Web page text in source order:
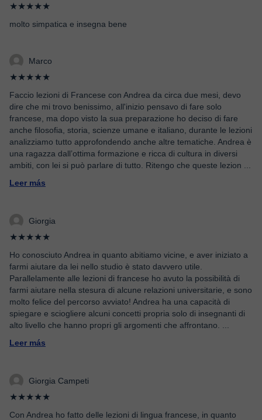
★★★★★
molto simpatica e insegna bene
Marco
★★★★★
Faccio lezioni di Francese con Andrea da circa due mesi, devo
dire che mi trovo benissimo, all'inizio pensavo di fare solo
francese, ma dopo visto la sua preparazione ho deciso di fare
anche filosofia, storia, scienze umane e italiano, durante le lezioni
analizziamo tutto approfondendo anche altre tematiche. Andrea è
una ragazza dall’ottima formazione e ricca di cultura in diversi
ambiti, con lei si può parlare di tutto. Ritengo che queste lezion
Leer más
Giorgia
★★★★★
Ho conosciuto Andrea in quanto abitiamo vicine, e aver iniziato a
farmi aiutare da lei nello studio è stato davvero utile.
Parallelamente alle lezioni di francese ho avuto la possibilità di
farmi aiutare nella stesura di alcune relazioni universitarie, e sono
molto felice del percorso avviato! Andrea ha una capacità di
spiegare e sciogliere alcuni concetti propria solo di insegnanti di
alto livello che hanno propri gli argomenti che affrontano.
Leer más
Giorgia Campeti
★★★★★
Con Andrea ho fatto delle lezioni di lingua francese, in quanto